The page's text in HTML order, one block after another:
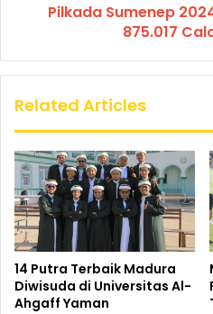
Pilkada Sumenep
875.017
Related Articles
14 Putra Terbaik Madura
Diwisuda di Universitas Al-
Ahgaff Yaman